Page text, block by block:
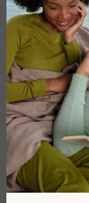
Γιακάδες
12
Δυστυχώς δεν
ΣΎΝΟΛΟ: